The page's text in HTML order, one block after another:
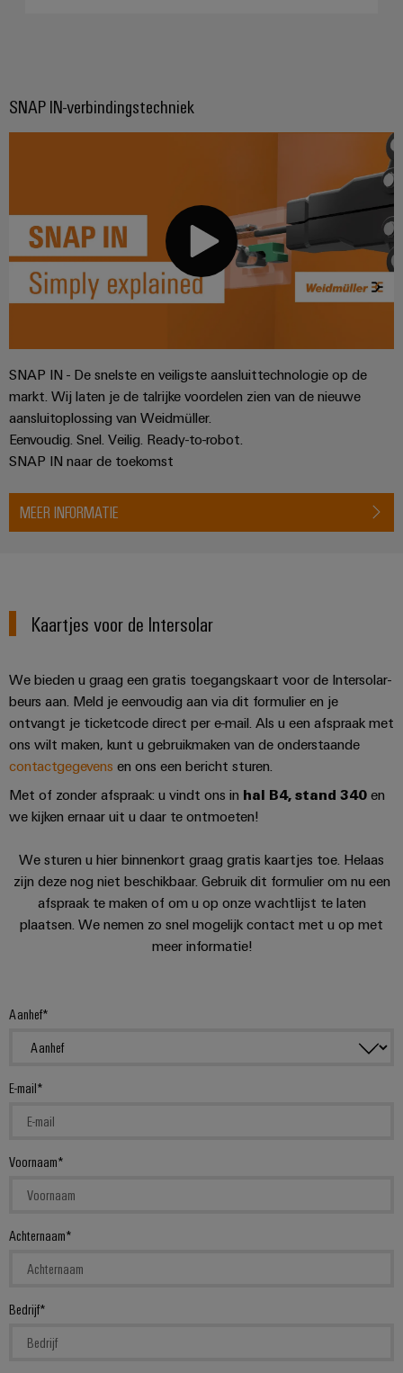
SNAP IN-verbindingstechniek
SNAP IN - De snelste en veiligste aansluittechnologie op de
markt. Wij laten je de talrijke voordelen zien van de nieuwe
aansluitoplossing van Weidmüller.
Eenvoudig. Snel. Veilig. Ready-to-robot.
SNAP IN naar de toekomst
MEER INFORMATIE
Kaartjes voor de Intersolar
We bieden u graag een gratis toegangskaart voor de Intersolar-
beurs aan. Meld je eenvoudig aan via dit formulier en je
ontvangt je ticketcode direct per e-mail. Als u een afspraak met
ons wilt maken, kunt u gebruikmaken van de onderstaande
contactgegevens en ons een bericht sturen.
Met of zonder afspraak: u vindt ons in hal B4, stand 340 en
we kijken ernaar uit u daar te ontmoeten!
We sturen u hier binnenkort graag gratis kaartjes toe. Helaas
zijn deze nog niet beschikbaar. Gebruik dit formulier om nu een
afspraak te maken of om u op onze wachtlijst te laten
plaatsen. We nemen zo snel mogelijk contact met u op met
meer informatie!
Aanhef
E-mail
Voornaam
Achternaam
Bedrijf